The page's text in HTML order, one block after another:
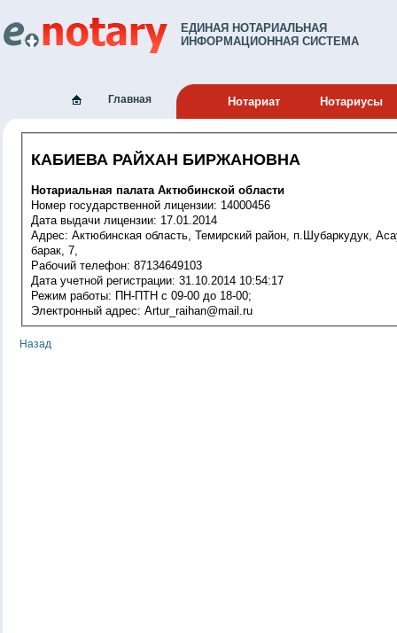
ЕДИНАЯ НОТАРИАЛЬНАЯ
ИНФОРМАЦИОННАЯ СИСТЕМА
Главная Нотариат Нотариусы
КАБИЕВА РАЙХАН БИРЖАНОВНА
Нотариальная палата Актюбинской области
Номер государственной лицензии: 14000456
Дата выдачи лицензии: 17.01.2014
Адрес: Актюбинская область, Темирский район, п.Шубаркудук, Асау-
барак, 7,
Рабочий телефон: 87134649103
Дата учетной регистрации: 31.10.2014 10:54:17
Режим работы: ПН-ПТН с 09-00 до 18-00;
Электронный адрес: Artur_raihan@mail.ru
Назад